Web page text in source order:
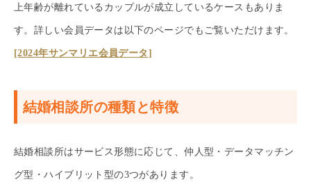
上年齢が離れているカップルが成立しているケースもありま
す。詳しい会員データは以下のページでもご覧いただけます。
[2024年サンマリエ会員データ]
結婚相談所の種類と特徴
結婚相談所はサービス形態に応じて、仲人型・データマッチン
グ型・ハイブリット型の3つがあります。